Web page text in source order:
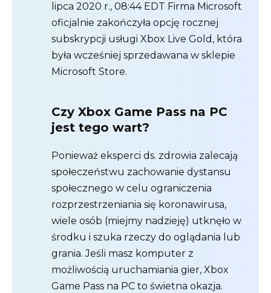
lipca 2020 r., 08:44 EDT Firma Microsoft
oficjalnie zakończyła opcję rocznej
subskrypcji usługi Xbox Live Gold, która
była wcześniej sprzedawana w sklepie
Microsoft Store.
Czy Xbox Game Pass na PC
jest tego wart?
Ponieważ eksperci ds. zdrowia zalecają
społeczeństwu zachowanie dystansu
społecznego w celu ograniczenia
rozprzestrzeniania się koronawirusa,
wiele osób (miejmy nadzieję) utknęło w
środku i szuka rzeczy do oglądania lub
grania. Jeśli masz komputer z
możliwością uruchamiania gier, Xbox
Game Pass na PC to świetna okazja.